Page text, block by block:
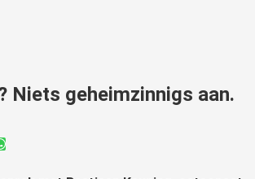
Niets geheimzinnigs aan.